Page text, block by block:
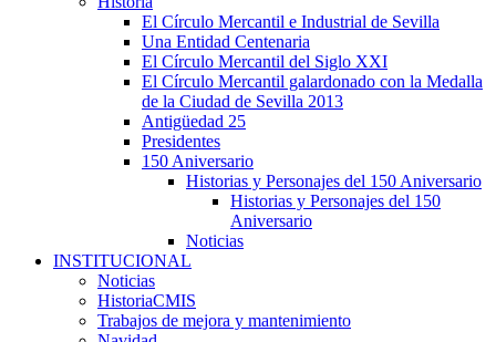
El Círculo Mercantil e Industrial de Sevilla
Una Entidad Centenaria
El Círculo Mercantil del Siglo XXI
El Círculo Mercantil galardonado con la Medalla
de la Ciudad de Sevilla 2013
Antigüedad 25
Presidentes
150 Aniversario
Historias y Personajes del 150 Aniversario
Historias y Personajes del 150
Aniversario
Noticias
INSTITUCIONAL
Noticias
HistoriaCMIS
Trabajos de mejora y mantenimiento